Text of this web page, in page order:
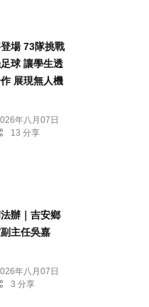
場 73隊挑戰
球 讓學生透
展現無人機
年八月07日
13 分享
辦｜吉安鄉
主任吳嘉
年八月07日
3 分享